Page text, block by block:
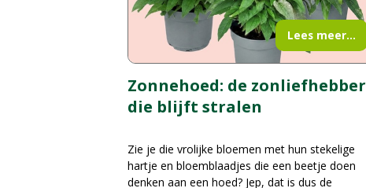
Zonnehoed: de zonliefhebber
die blijft stralen
Zie je die vrolijke bloemen met hun stekelige
hartje en bloemblaadjes die een beetje doen
denken aan een hoed? Jep, dat is dus de
Lees meer...